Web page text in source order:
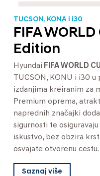
TUCSON, KONA i i30
FIFA
Edition
Hyundai FIFA WORLD
TUCSON, KONU i i30
izdanjima kreiranim za
Premium oprema,
naprednih značajki
sigurnosti te
iskustvo, bez obzira
osvajate otvorenu cestu.
Saznaj više